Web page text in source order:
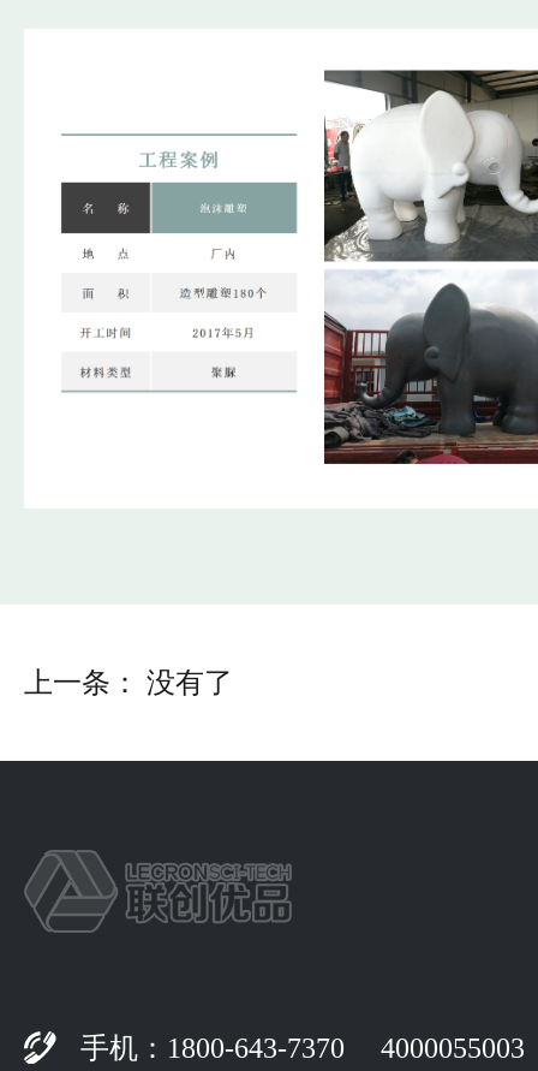
上一条： 没有了
手机： 1800-643-7370 4000055003